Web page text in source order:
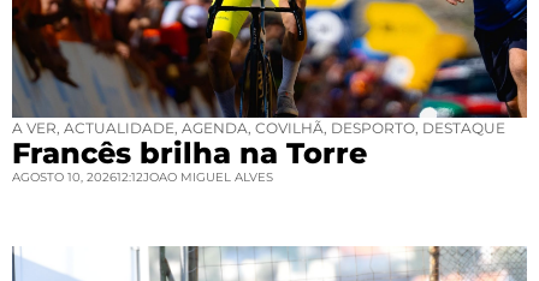
A VER ACTUALIDADE AGENDA COVILHÃ DESPORTO DESTAQUE
Francês brilha na Torre
AGOSTO 10, 202612:12JOAO MIGUEL ALVES